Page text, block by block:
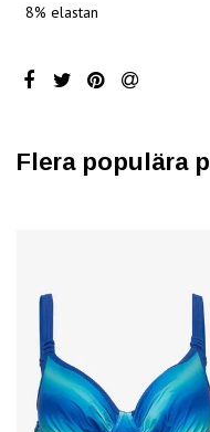
8% elastan
Flera populära